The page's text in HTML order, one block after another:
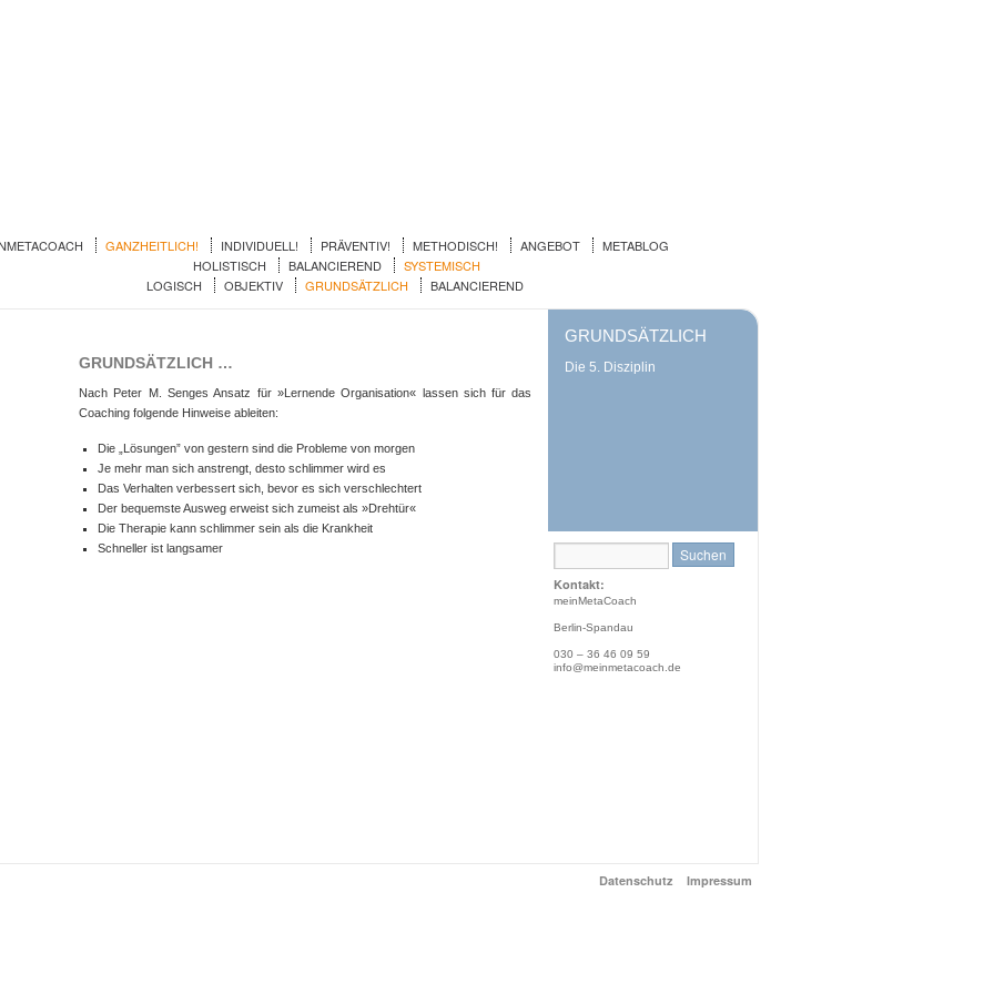
GANZHEITLICH!
HOLISTISCH
BALANCIEREND
SYSTEMISCH
LOGISCH
OBJEKTIV GRUNDSÄTZLICH BALANCIEREND
INDIVIDUELL! PRÄVENTIV! METHODISCH! ANGEBOT METABLOG
GRUNDSÄTZLICH …
Nach Peter M. Senges Ansatz für »Lernende Organisation« lassen sich für das
Coaching folgende Hinweise ableiten:
Die „Lösungen” von gestern sind die Probleme von morgen
Je mehr man sich anstrengt, desto schlimmer wird es
Das Verhalten verbessert sich, bevor es sich verschlechtert
Der bequemste Ausweg erweist sich zumeist als »Drehtür«
Die Therapie kann schlimmer sein als die Krankheit
Schneller ist langsamer
GRUNDSÄTZLICH
Die 5. Disziplin
Kontakt:
meinMetaCoach
Berlin-Spandau
030 – 36 46 09 59
info@meinmetacoach.de
Impressum
Datenschutz